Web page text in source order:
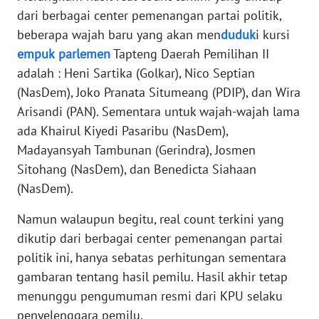
dari berbagai center pemenangan partai politik,
beberapa wajah baru yang akan menduduki kursi
empuk parlemenTapteng Daerah Pemilihan II
adalah : Heni Sartika (Golkar), Nico Septian
(NasDem), Joko Pranata Situmeang (PDIP), dan Wira
Arisandi (PAN). Sementara untuk wajah-wajah lama
ada Khairul Kiyedi Pasaribu (NasDem),
Madayansyah Tambunan (Gerindra), Josmen
Sitohang (NasDem), dan Benedicta Siahaan
(NasDem).
Namun walaupun begitu, real count terkini yang
dikutip dari berbagai center pemenangan partai
politik ini, hanya sebatas perhitungan sementara
gambaran tentang hasil pemilu. Hasil akhir tetap
menunggu pengumuman resmi dari KPU selaku
penyelenggara pemilu.
WN
KALTARA
KALSEL
WN
KALTIM
WN
WN
GORONTALO
WN
SULUT